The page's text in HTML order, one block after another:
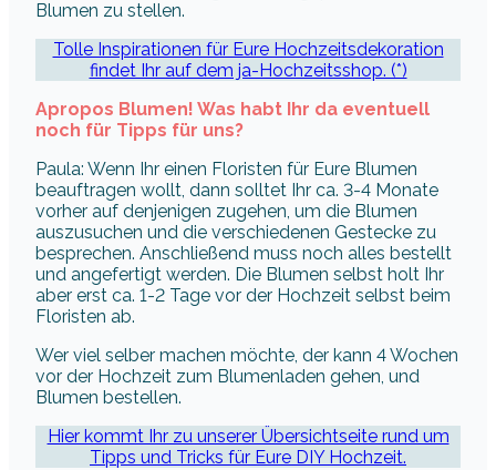
Blumen zu stellen.
Tolle Inspirationen für Eure Hochzeitsdekoration
findet Ihr auf dem ja-Hochzeitsshop. (*)
Apropos Blumen! Was habt Ihr da eventuell
noch für Tipps für uns?
Paula: Wenn Ihr einen Floristen für Eure Blumen
beauftragen wollt, dann solltet Ihr ca. 3-4 Monate
vorher auf denjenigen zugehen, um die Blumen
auszusuchen und die verschiedenen Gestecke zu
besprechen. Anschließend muss noch alles bestellt
und angefertigt werden. Die Blumen selbst holt Ihr
aber erst ca. 1-2 Tage vor der Hochzeit selbst beim
Floristen ab.
Wer viel selber machen möchte, der kann 4 Wochen
vor der Hochzeit zum Blumenladen gehen, und
Blumen bestellen.
Hier kommt Ihr zu unserer Übersichtseite rund um
Tipps und Tricks für Eure DIY Hochzeit.